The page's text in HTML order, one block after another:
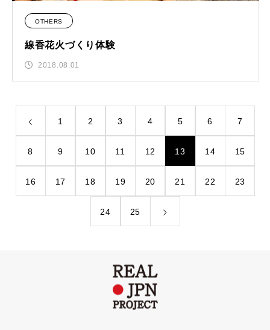
OTHERS
線香花火づくり体験
2018.08.01
1 2 3 4 5 6 7
8 9 10 11 12 13 14 15
16 17 18 19 20 21 22 23
24 25